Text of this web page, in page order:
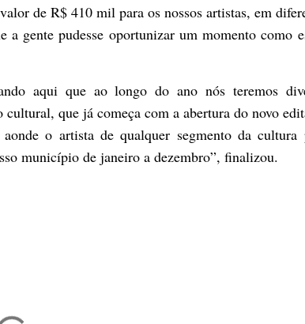
de R$ 410 mil para os nossos artistas, em
a gente pudesse oportunizar um momento como
aqui que ao longo do ano nós teremos
que já começa com a abertura do novo
o artista de qualquer segmento da cultura
município de janeiro a dezembro”, finalizou.